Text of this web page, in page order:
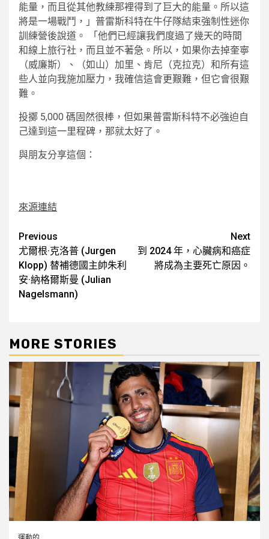
能量，而且從其他教練那裡得到了巨大的能量。所以這
將是一場戰鬥，」普雷斯科特在牛仔隊結束強制性迷你
訓練營後說道。 「他們已經讓我們度過了幾天的時間
和線上旅行社，而且並不著急。所以，如果你去掉奎寧
（威廉斯）、（如山）加里、肯尼（克拉克）和所有這
些人並向我施加壓力，我確信這會更艱難，但它會很艱
難。
投擲 5,000 碼固然很棒，但如果普雷斯科特不必強迫自
己達到這一里程碑，那就太好了。
與朋友分享這個：
來源連結
Post
navigation
Previous
尤爾根·克洛普 (Jurgen
Klopp) 替補德國主帥朱利
安·納格爾斯曼 (Julian
Nagelsmann)
Next
到 2024 年，心臟病和癌症
將成為主要死亡原因。
MORE STORIES